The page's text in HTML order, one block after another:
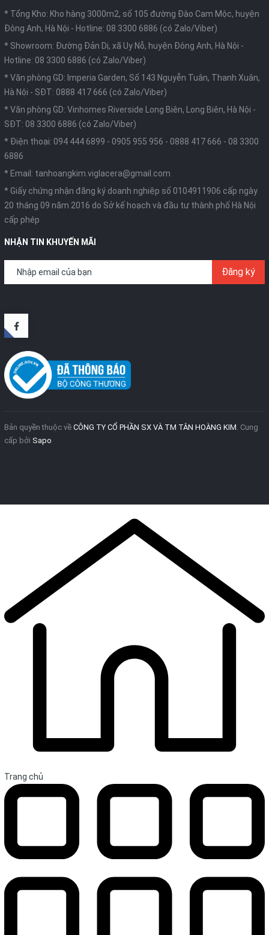
* Tổng Kho: Kho hàng 3000m2, số 105 đường Đào Cam Mộc, huyện
Đông Anh, Hà Nội - Hotline: 08 3300 6886 (có Zalo/Viber)
* Showroom: Đường Đản Dị, xã Uy Nỗ, huyện Đông Anh, Hà Nội -
Hotline: 08 3300 6886 (có Zalo/Viber)
* Văn phòng GD: Imperia Garden, Số 143 Nguyễn Tuân, Thanh Xuân,
Hà Nội - SĐT: 0888 417 666 (có Zalo/Viber)
* Văn phòng GD: Vinhomes Riverside Long Biên, Long Biên, Hà Nội -
SĐT: 08 3300 6886 (có Zalo/Viber)
* Điện thoại: 094 444 6899 - 0905 955 956 - 0888 417 666 - 08 3300
6886
* Email: tanhoangkim.viglacera@gmail.com
* Giấy chứng nhận đăng ký doanh nghiệp số 0104911906 cấp ngày
20 tháng 09 năm 2016 do Sở kế hoạch và đầu tư thành phố Hà Nội
cấp phép
NHẬN TIN KHUYẾN MÃI
Đăng ký
Bản quyền thuộc về CÔNG TY CỔ PHẦN SX VÀ TM TÂN HOÀNG KIM. Cung
cấp bởi Sapo
Trang chủ